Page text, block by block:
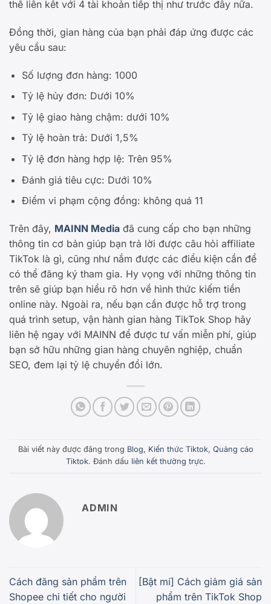
thể liên kết với 4 tài khoản tiếp thị như trước đây nữa.
Đồng thời, gian hàng của bạn phải đáp ứng được các
yêu cầu sau:
Số lượng đơn hàng: 1000
Tỷ lệ hủy đơn: Dưới 10%
Tỷ lệ giao hàng chậm: dưới 10%
Tỷ lệ hoàn trả: Dưới 1,5%
Tỷ lệ đơn hàng hợp lệ: Trên 95%
Đánh giá tiêu cực: Dưới 10%
Điểm vi phạm cộng đồng: không quá 11
Trên đây, MAINN Media đã cung cấp cho bạn những
thông tin cơ bản giúp bạn trả lời được câu hỏi affiliate
TikTok là gì, cũng như nắm được các điều kiện cần để
có thể đăng ký tham gia. Hy vọng với những thông tin
trên sẽ giúp bạn hiểu rõ hơn về hình thức kiếm tiền
online này. Ngoài ra, nếu bạn cần được hỗ trợ trong
quá trình setup, vận hành gian hàng TikTok Shop hãy
liên hệ ngay với MAINN để được tư vấn miễn phí, giúp
bạn sở hữu những gian hàng chuyên nghiệp, chuẩn
SEO, đem lại tỷ lệ chuyển đổi lớn.
Bài viết này được đăng trong Blog, Kiến thức Tiktok, Quảng cáo
Tiktok. Đánh dấu liên kết thường trực.
ADMIN
Cách đăng sản phẩm trên
Shopee chi tiết cho người
[Bật mí] Cách giảm giá sản
phẩm trên TikTok Shop